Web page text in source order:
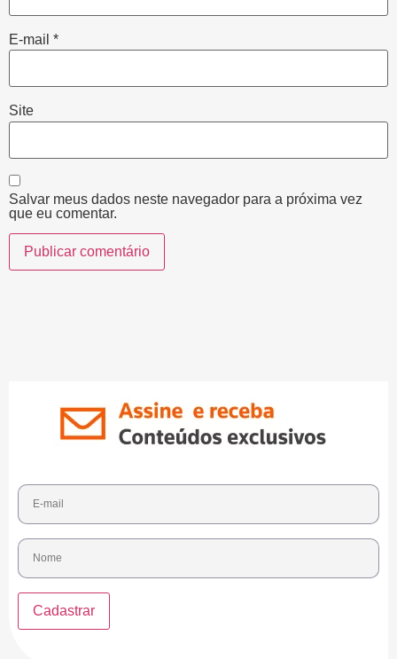
E-mail *
Site
Salvar meus dados neste navegador para a próxima vez
que eu comentar.